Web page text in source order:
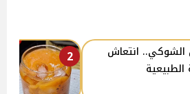
2
الشوكي.. انتعاش